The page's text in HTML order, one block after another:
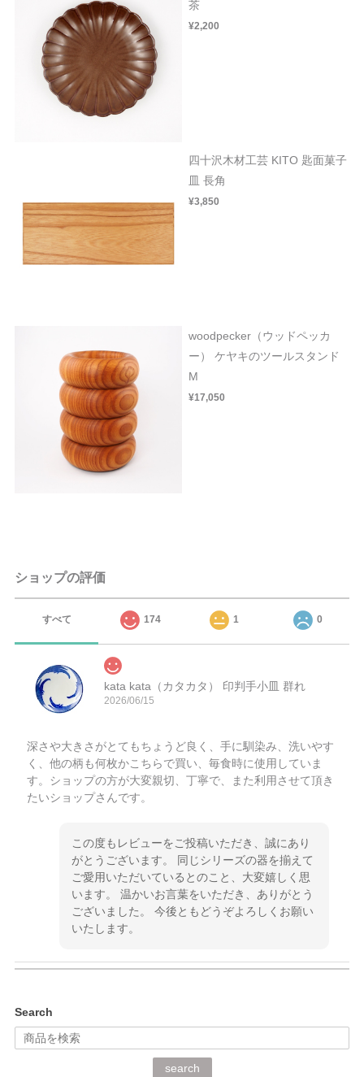
茶
¥2,200
四十沢木材工芸 KITO 匙面菓子
皿 長角
¥3,850
woodpecker（ウッドペッカ
ー） ケヤキのツールスタンド
M
¥17,050
ショップの評価
すべて 174 1 0
kata kata（カタカタ） 印判手小皿 群れ
2026/06/15
深さや大きさがとてもちょうど良く、手に馴染み、洗いやす
く、他の柄も何枚かこちらで買い、毎食時に使用していま
す。ショップの方が大変親切、丁寧で、また利用させて頂き
たいショップさんです。
この度もレビューをご投稿いただき、誠にあり
がとうございます。 同じシリーズの器を揃えて
ご愛用いただいているとのこと、大変嬉しく思
います。 温かいお言葉をいただき、ありがとう
ございました。 今後ともどうぞよろしくお願い
いたします。
深さや大きさがとてもちょうど良く、手に馴染み、洗いやす
Search
search